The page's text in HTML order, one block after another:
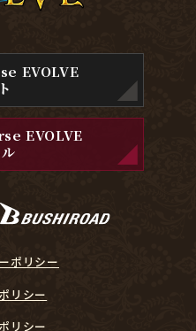
EVOLVE
EVOLVE
ポリシー
リシー
リシー